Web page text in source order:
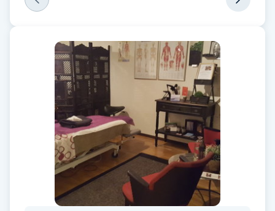
Fotsvamp
Fransborttagning
Fransfärgning
Fransförlängning